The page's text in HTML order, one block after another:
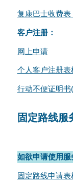
复康巴士收费表
客户注册：
网上申请
个人客户注册表
行动不便证明书
固定路线服
如欲申请使用
固定路线申请